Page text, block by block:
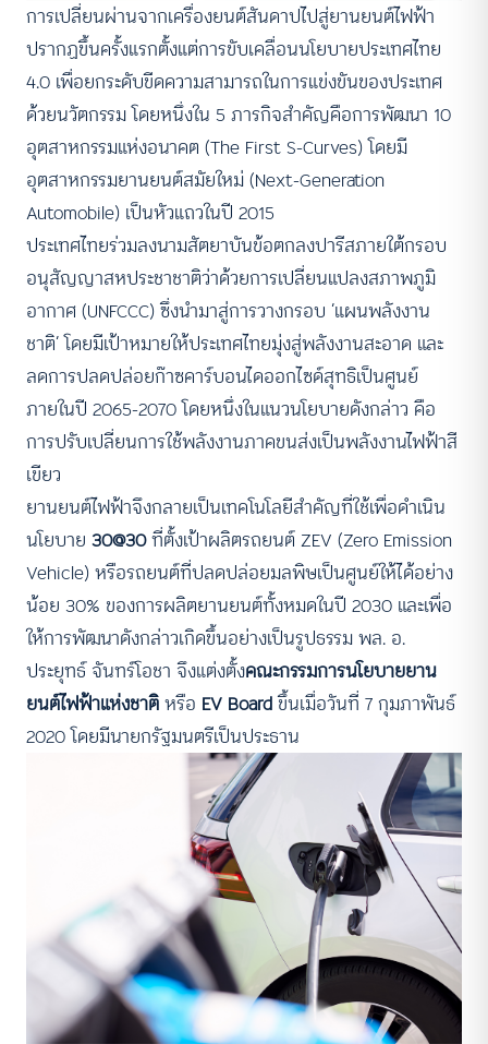
การเปลี่ยนผ่านจากเครื่องยนต์สันดาปไปสู่ยานยนต์ไฟฟ้า
ปรากฏขึ้นครั้งแรกตั้งแต่การขับเคลื่อนนโยบายประเทศไทย
4.0 เพื่อยกระดับขีดความสามารถในการแข่งขันของประเทศ
ด้วยนวัตกรรม โดยหนึ่งใน 5 ภารกิจสำคัญคือการพัฒนา 10
อุตสาหกรรมแห่งอนาคต (The First S-Curves) โดยมี
อุตสาหกรรมยานยนต์สมัยใหม่ (Next-Generation
Automobile) เป็นหัวแถวในปี 2015
ประเทศไทยร่วมลงนามสัตยาบันข้อตกลงปารีสภายใต้กรอบ
อนุสัญญาสหประชาชาติว่าด้วยการเปลี่ยนแปลงสภาพภูมิ
อากาศ (UNFCCC) ซึ่งนำมาสู่การวางกรอบ ‘แผนพลังงาน
ชาติ’ โดยมีเป้าหมายให้ประเทศไทยมุ่งสู่พลังงานสะอาด และ
ลดการปลดปล่อยก๊าซคาร์บอนไดออกไซด์สุทธิเป็นศูนย์
ภายในปี 2065-2070 โดยหนึ่งในแนวนโยบายดังกล่าว คือ
การปรับเปลี่ยนการใช้พลังงานภาคขนส่งเป็นพลังงานไฟฟ้าสี
เขียว
ยานยนต์ไฟฟ้าจึงกลายเป็นเทคโนโลยีสำคัญที่ใช้เพื่อดำเนิน
นโยบาย 30@30ที่ตั้งเป้าผลิตรถยนต์ ZEV (Zero Emission
Vehicle) หรือรถยนต์ที่ปลดปล่อยมลพิษเป็นศูนย์ให้ได้อย่าง
น้อย 30% ของการผลิตยานยนต์ทั้งหมดในปี 2030 และเพื่อ
ให้การพัฒนาดังกล่าวเกิดขึ้นอย่างเป็นรูปธรรม พล. อ.
ประยุทธ์ จันทร์โอชา จึงแต่งตั้งคณะกรรมการนโยบายยาน
ยนต์ไฟฟ้าแห่งชาติหรือ EV Boardขึ้นเมื่อวันที่ 7 กุมภาพันธ์
2020 โดยมีนายกรัฐมนตรีเป็นประธาน